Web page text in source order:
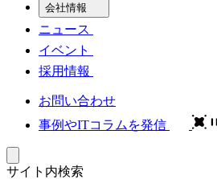
会社情報
ニュース
イベント
採用情報
お問い合わせ
事例やITコラムを発信
サイト内検索